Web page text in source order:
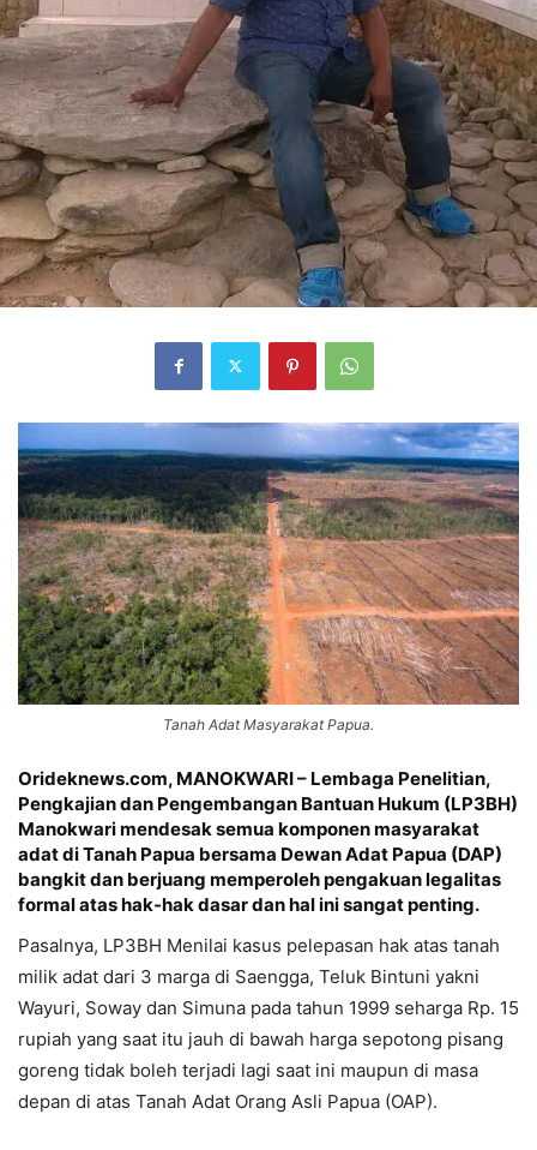
Tanah Adat Masyarakat Papua.
Orideknews.com, MANOKWARI – Lembaga Penelitian,
Pengkajian dan Pengembangan Bantuan Hukum (LP3BH)
Manokwari mendesak semua komponen masyarakat
adat di Tanah Papua bersama Dewan Adat Papua (DAP)
bangkit dan berjuang memperoleh pengakuan legalitas
formal atas hak-hak dasar dan hal ini sangat penting.
Pasalnya, LP3BH Menilai kasus pelepasan hak atas tanah
milik adat dari 3 marga di Saengga, Teluk Bintuni yakni
Wayuri, Soway dan Simuna pada tahun 1999 seharga Rp. 15
rupiah yang saat itu jauh di bawah harga sepotong pisang
goreng tidak boleh terjadi lagi saat ini maupun di masa
depan di atas Tanah Adat Orang Asli Papua (OAP).